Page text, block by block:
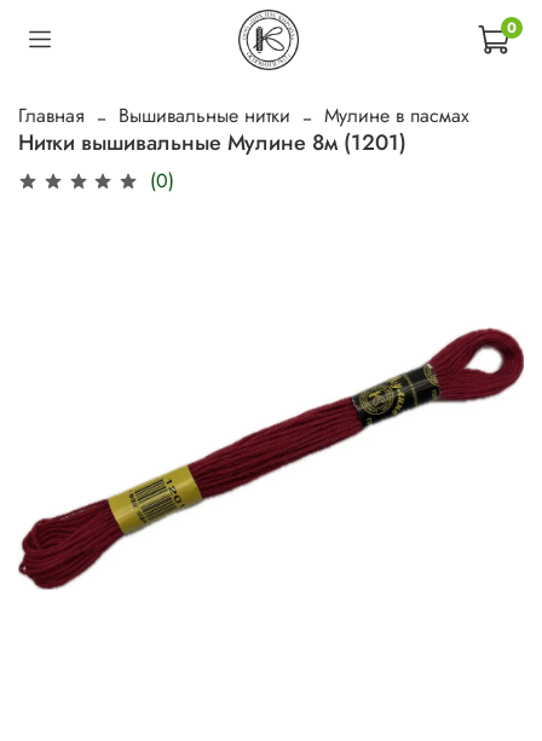
0
Главная Вышивальные нитки Мулине в пасмах
Нитки вышивальные Мулине 8м (1201)
(0)